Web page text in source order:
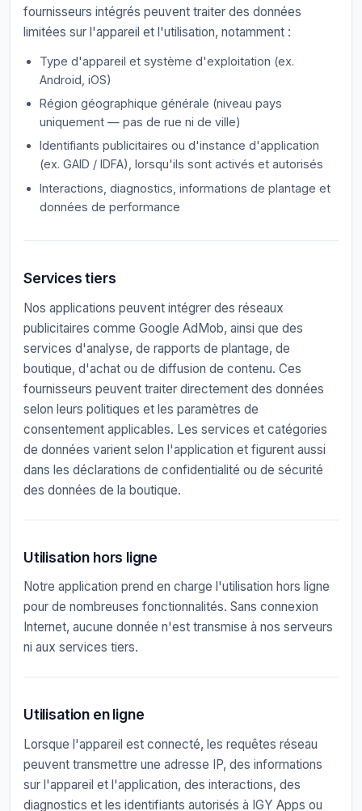
fournisseurs intégrés peuvent traiter des données
limitées sur l'appareil et l'utilisation, notamment :
Type d'appareil et système d'exploitation (ex.
Android, iOS)
Région géographique générale (niveau pays
uniquement — pas de rue ni de ville)
Identifiants publicitaires ou d'instance d'application
(ex. GAID / IDFA), lorsqu'ils sont activés et autorisés
Interactions, diagnostics, informations de plantage et
données de performance
Services tiers
Nos applications peuvent intégrer des réseaux
publicitaires comme Google AdMob, ainsi que des
services d'analyse, de rapports de plantage, de
boutique, d'achat ou de diffusion de contenu. Ces
fournisseurs peuvent traiter directement des données
selon leurs politiques et les paramètres de
consentement applicables. Les services et catégories
de données varient selon l'application et figurent aussi
dans les déclarations de confidentialité ou de sécurité
des données de la boutique.
Utilisation hors ligne
Notre application prend en charge l'utilisation hors ligne
pour de nombreuses fonctionnalités. Sans connexion
Internet, aucune donnée n'est transmise à nos serveurs
ni aux services tiers.
Utilisation en ligne
Lorsque l'appareil est connecté, les requêtes réseau
peuvent transmettre une adresse IP, des informations
sur l'appareil et l'application, des interactions, des
diagnostics et les identifiants autorisés à IGY Apps ou